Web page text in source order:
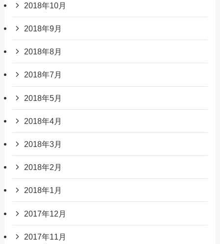
2018年10月
2018年9月
2018年8月
2018年7月
2018年5月
2018年4月
2018年3月
2018年2月
2018年1月
2017年12月
2017年11月